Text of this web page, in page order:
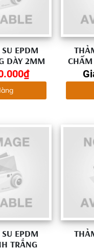
EPDM
DÀY 2MM
EPDM
TRẮNG